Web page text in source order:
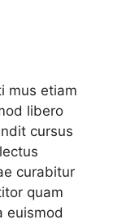
mus etiam
libero
cursus
curabitur
quam
euismod